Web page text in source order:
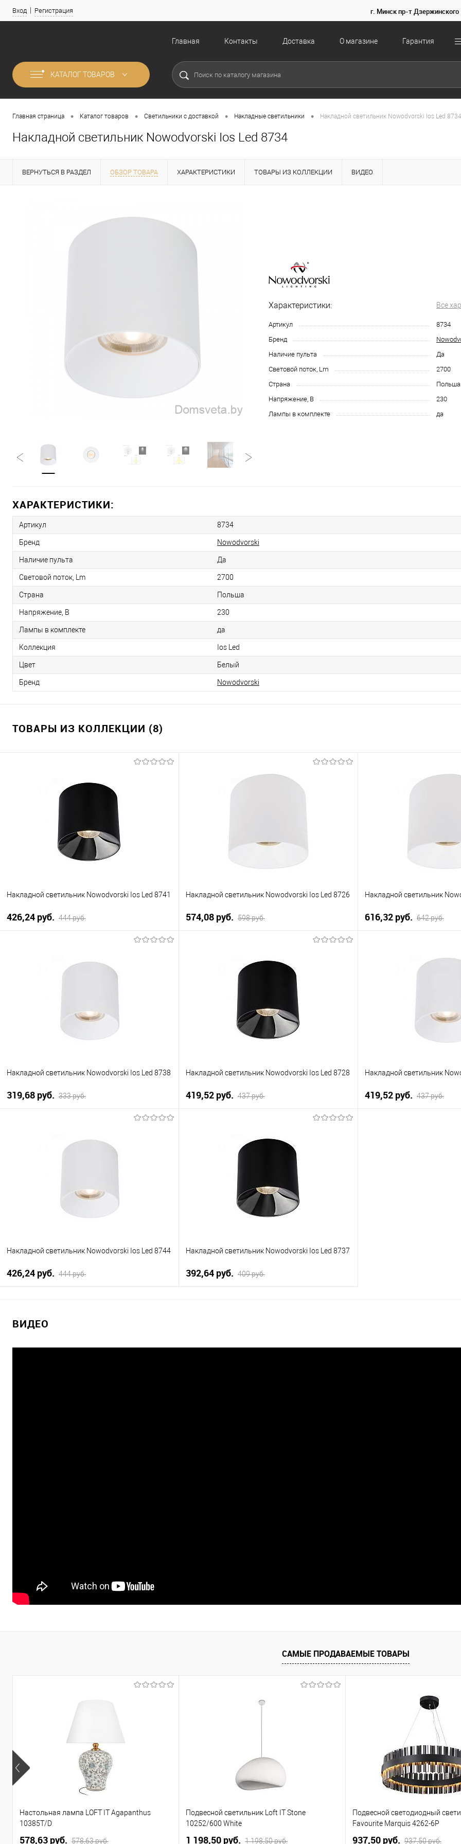
Вход Регистрация г. Минск пр-т Дзержинского
Главная Контакты Доставка О магазине Гарантия
КАТАЛОГ ТОВАРОВ
Главная страница • Каталог товаров • Светильники с доставкой • Накладные светильники • Накладной светильник Nowodvorski Ios Led 8734
Накладной светильник Nowodvorski Ios Led 8734
ВЕРНУТЬСЯ В РАЗДЕЛ ОБЗОР ТОВАРА ХАРАКТЕРИСТИКИ ТОВАРЫ ИЗ КОЛЛЕКЦИИ ВИДЕО
Характеристики: Все
Артикул
8734
Бренд
Наличие пульта
Да
Световой поток, Lm
2700
Страна
Польша
Напряжение, В
230
Лампы в комплекте
да
ХАРАКТЕРИСТИКИ:
Артикул 8734
Бренд Nowodvorski
Наличие пульта Да
Световой поток, Lm 2700
Страна Польша
Напряжение, В 230
Лампы в комплекте да
Коллекция Ios Led
Цвет Белый
Бренд Nowodvorski
ТОВАРЫ ИЗ КОЛЛЕКЦИИ (8)
Накладной светильник Nowodvorski Ios Led 8741
426,24 pуб. 444 pуб.
Купить в 1 клик
К сравнению
Накладной светильник Nowodvorski Ios Led 8726
574,08 pуб. 598 pуб.
Купить в 1 клик
К сравнению
Уточняйте наличие у
менеджера
Накладной светильник
616,32 pуб. 642 pуб.
Купить в 1 клик
Накладной светильник Nowodvorski Ios Led 8738
319,68 pуб. 333 pуб.
Купить в 1 клик
К сравнению
Накладной светильник Nowodvorski Ios Led 8728
419,52 pуб. 437 pуб.
Купить в 1 клик
К сравнению
Уточняйте наличие у
менеджера
Накладной светильник
419,52 pуб. 437 pуб.
Накладной светильник Nowodvorski Ios Led 8744
426,24 pуб. 444 pуб.
Купить в 1 клик
В избранное
Уточняйте наличие у
Накладной светильник Nowodvorski Ios Led 8737
392,64 pуб. 409 pуб.
В избранное
Уточняйте наличие у
ВИДЕО
САМЫЕ ПРОДАВАЕМЫЕ ТОВАРЫ
Настольная лампа LOFT IT Agapanthus
10385T/D
578,63 pуб. 578,63 pуб.
Подвесной светильник Loft IT Stone
10252/600 White
1 198,50 pуб. 1 198,50 pуб.
Подвесной светодиодный
Favourite Marquis 4262-6P
937,50 pуб. 937,50 pуб.